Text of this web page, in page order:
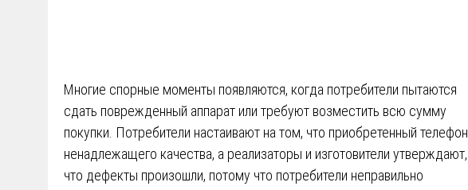
Многие спорные моменты появляются, когда потребители пытаются
сдать поврежденный аппарат или требуют возместить всю сумму
покупки. Потребители настаивают на том, что приобретенный телефон
ненадлежащего качества, а реализаторы и изготовители утверждают,
что дефекты произошли, потому что потребители неправильно